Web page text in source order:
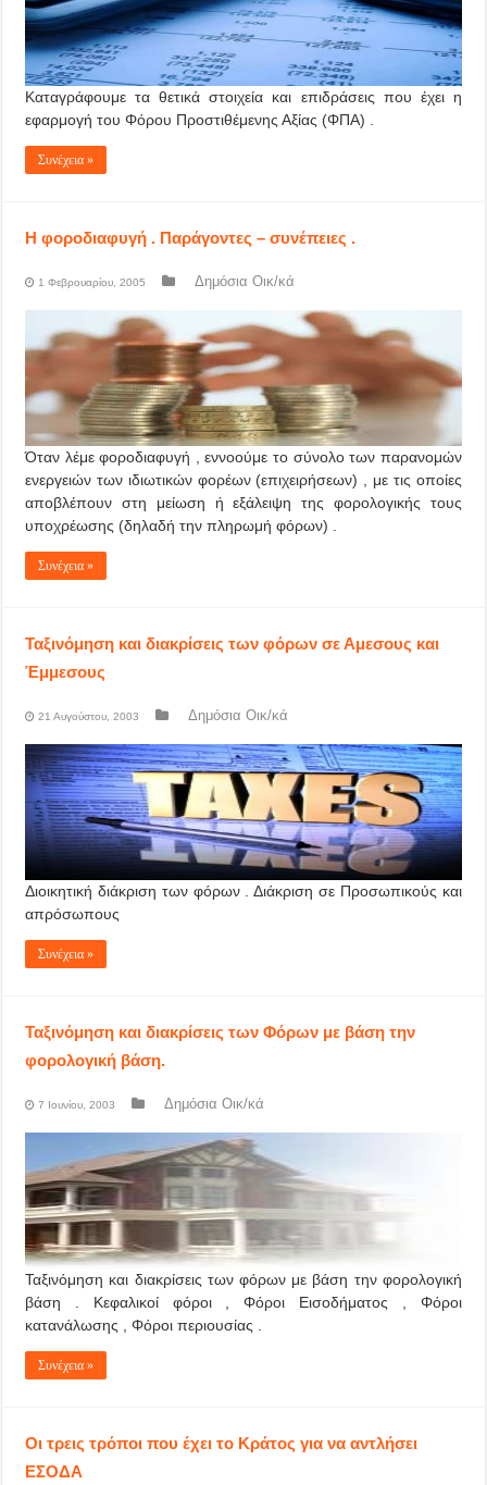
Καταγράφουμε τα θετικά στοιχεία και επιδράσεις που έχει η
εφαρμογή του Φόρου Προστιθέμενης Αξίας (ΦΠΑ) .
Συνέχεια »
Η φοροδιαφυγή . Παράγοντες – συνέπειες .
1 Φεβρουαρίου, 2005 Δημόσια Οικ/κά
Όταν λέμε φοροδιαφυγή , εννοούμε το σύνολο των παρανομών
ενεργειών των ιδιωτικών φορέων (επιχειρήσεων) , με τις οποίες
αποβλέπουν στη μείωση ή εξάλειψη της φορολογικής τους
υποχρέωσης (δηλαδή την πληρωμή φόρων) .
Συνέχεια »
Ταξινόμηση και διακρίσεις των φόρων σε Αμεσους και
Έμμεσους
21 Αυγούστου, 2003 Δημόσια Οικ/κά
Διοικητική διάκριση των φόρων . Διάκριση σε Προσωπικούς και
απρόσωπους
Συνέχεια »
Ταξινόμηση και διακρίσεις των Φόρων με βάση την
φορολογική βάση.
7 Ιουνίου, 2003 Δημόσια Οικ/κά
Ταξινόμηση και διακρίσεις των φόρων με βάση την φορολογική
βάση . Κεφαλικοί φόροι , Φόροι Εισοδήματος , Φόροι
κατανάλωσης , Φόροι περιουσίας .
Συνέχεια »
Οι τρεις τρόποι που έχει το Κράτος για να αντλήσει
ΕΣΟΔΑ